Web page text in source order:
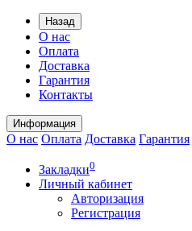
Назад
О нас
Оплата
Доставка
Гарантия
Контакты
Информация
О нас Оплата Доставка Гарантия
Закладки0
Личный кабинет
Авторизация
Регистрация